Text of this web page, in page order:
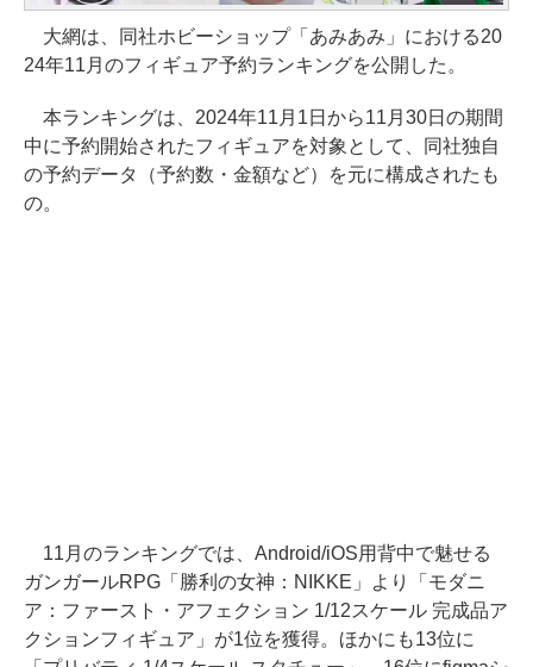
大網は、同社ホビーショップ「あみあみ」における20
24年11月のフィギュア予約ランキングを公開した。
本ランキングは、2024年11月1日から11月30日の期間
中に予約開始されたフィギュアを対象として、同社独自
の予約データ（予約数・金額など）を元に構成されたも
の。
11月のランキングでは、Android/iOS用背中で魅せる
ガンガールRPG「勝利の女神：NIKKE」より「モダニ
ア：ファースト・アフェクション 1/12スケール 完成品ア
クションフィギュア」が1位を獲得。ほかにも13位に